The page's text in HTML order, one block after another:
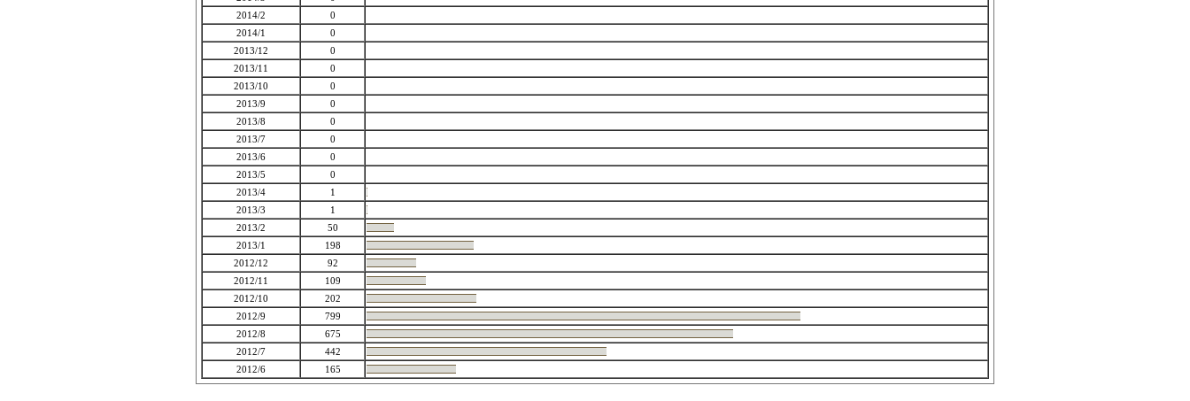
2014/2
0
2014/1
0
2013/12
0
2013/11
0
2013/10
0
2013/9
0
2013/8
0
2013/7
0
2013/6
0
2013/5
0
2013/4
1
2013/3
1
2013/2
50
2013/1
198
2012/12
92
2012/11
109
2012/10
202
2012/9
799
2012/8
675
2012/7
442
2012/6
165